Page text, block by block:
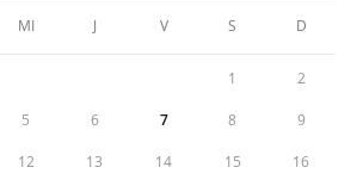
MI J V S D
1 2
5 6 7 8 9
12 13 14 15 16